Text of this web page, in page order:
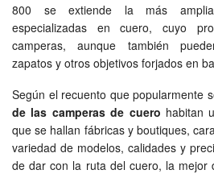
800 se extiende la más
especializadas en cuero, cuyo
camperas, aunque también
zapatos y otros objetivos forjados en
Según el recuento que popularmente
de las camperas de cuero habitan
que se hallan fábricas y boutiques,
variedad de modelos, calidades y
de dar con la ruta del cuero, la mejor